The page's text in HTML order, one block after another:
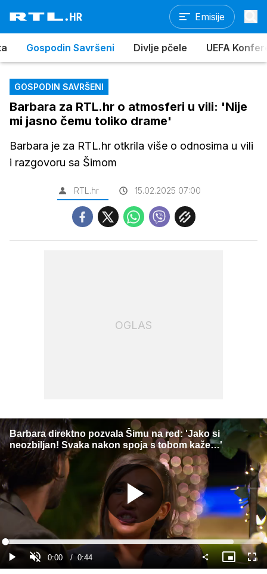
Emisije
Gospodin Savršeni Divlje pčele UEFA
GOSPODIN SAVRŠENI
Barbara za RTL.hr o atmosferi u vili: 'Nije
mi jasno čemu toliko drame'
Barbara je za RTL.hr otkrila više o odnosima u vili
i razgovoru sa Šimom
RTL.hr 15.02.2025 07:00
OGLAS
Barbara direktno pozvala Šimu na red: 'Jako si
neozbiljan! Svaka nakon spoja s tobom kaže…'
Gledaj
GledajUpali
zvuk
Current
0:00 / Duration
0:44
Loaded:
89.14%
Slika
u